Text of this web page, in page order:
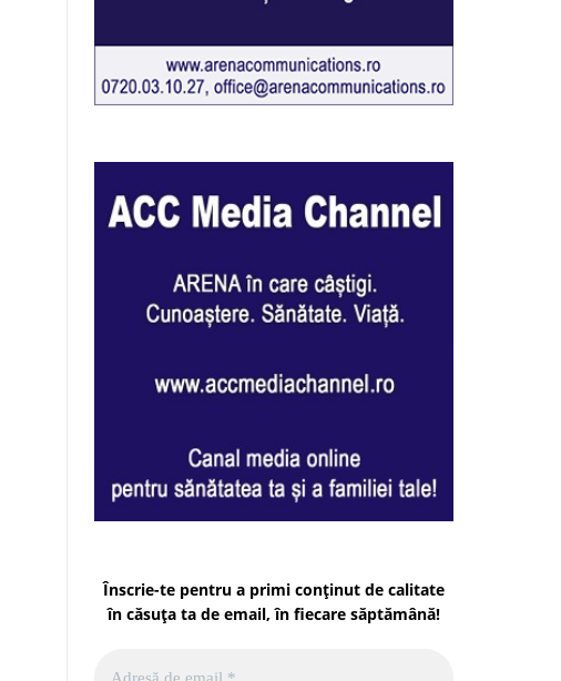
Înscrie-te pentru a primi conținut de calitate
în căsuța ta de email, în fiecare săptămână!